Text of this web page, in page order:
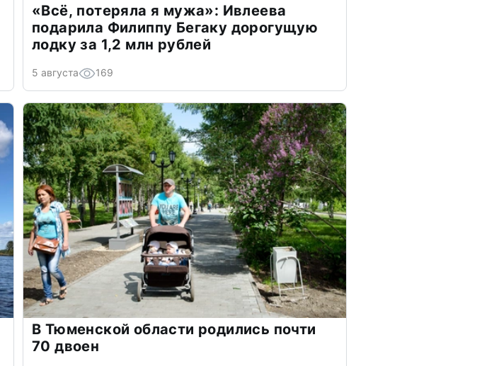
«Всё, потеряла я мужа»: Ивлеева
подарила Филиппу Бегаку дорогущую
лодку за 1,2 млн рублей
5 августа 169
В Тюменской области родились почти
70 двоен